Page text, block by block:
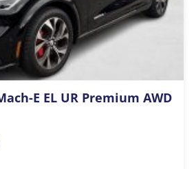
E EL UR Premium AWD